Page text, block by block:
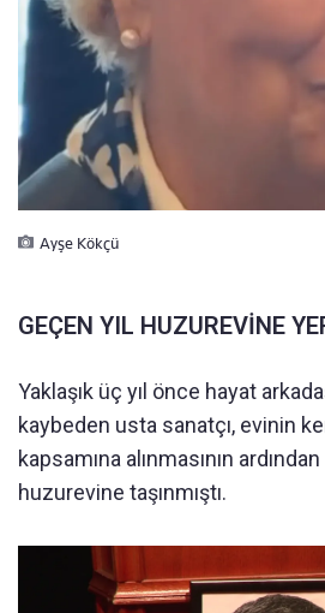
Ayşe Kökçü
GEÇEN YIL HUZUREVİNE
Yaklaşık üç yıl önce hayat
kaybeden usta sanatçı, evinin
kapsamına alınmasının
huzurevine taşınmıştı.